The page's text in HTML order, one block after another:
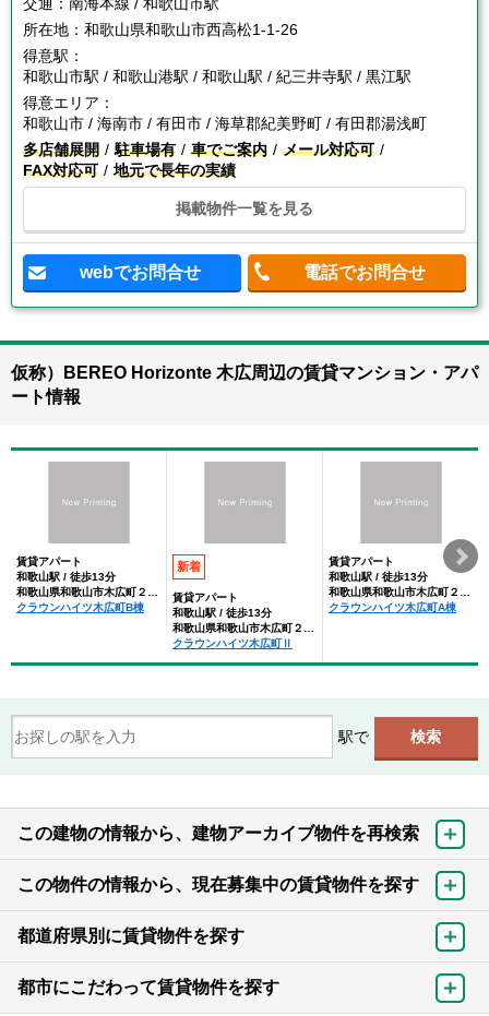
交通： 南海本線 / 和歌山市駅
所在地： 和歌山県和歌山市西高松1-1-26
得意駅：
和歌山市駅 / 和歌山港駅 / 和歌山駅 / 紀三井寺駅 / 黒江駅
得意エリア：
和歌山市 / 海南市 / 有田市 / 海草郡紀美野町 / 有田郡湯浅町
多店舗展開
駐車場有 車でご案内
メール対応可
FAX対応可
地元で長年の実績
掲載物件一覧を見る
webでお問合せ 電話でお問合せ
仮称）BEREO Horizonte 木広周辺の賃貸マンション・アパ
ート情報
賃貸アパート
和歌山駅 / 徒歩13分
和歌山県和歌山市木広町２丁目
クラウンハイツ木広町B棟
新着
賃貸アパート
和歌山駅 / 徒歩13分
和歌山県和歌山市木広町２丁目
クラウンハイツ木広町Ⅱ
賃貸アパート
和歌山駅 / 徒歩13分
和歌山県和歌山市木広町２丁目
クラウンハイツ木広町A棟
駅で
この建物の情報から、建物アーカイブ物件を再検索
この物件の情報から、現在募集中の賃貸物件を探す
都道府県別に賃貸物件を探す
都市にこだわって賃貸物件を探す